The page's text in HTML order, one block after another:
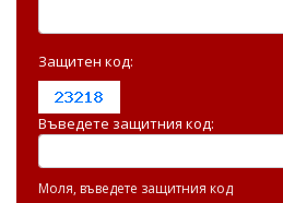
Защитен код:
Въведете защитния код:
Моля, въведете защитния код